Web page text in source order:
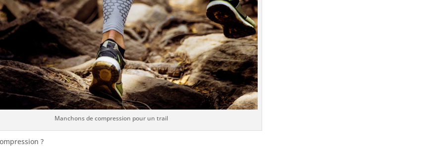
Manchons de compression pour un trail
?